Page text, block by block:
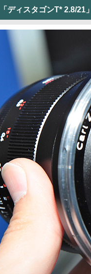
ディスタゴンT* 2.8/21